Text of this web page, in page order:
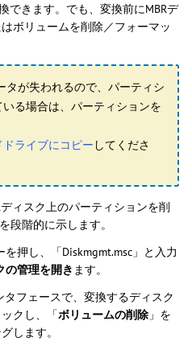
できます。でも、変換前にMBRデ
ボリュームを削除／フォーマッ
タが失われるので、パーティシ
る場合は、パーティションを
ライブにコピー してくださ
ィスク上のパーティションを削
段階的に示します。
押し、「Diskmgmt.msc」と入力
の管理を開き ます。
フェースで、変換するディスク
クし、「ボリュームの削除 」を
します。